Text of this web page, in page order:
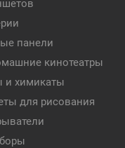
панели
кинотеатры
и химикаты
для рисования